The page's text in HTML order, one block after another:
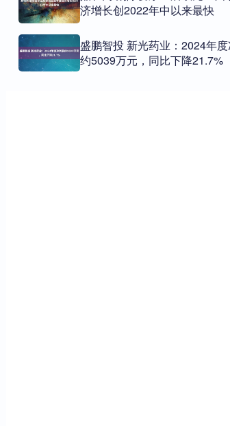
济增长创2022年中以来最快
盛鹏智投 新光药业：2024年
约5039万元，同比下降21.7%